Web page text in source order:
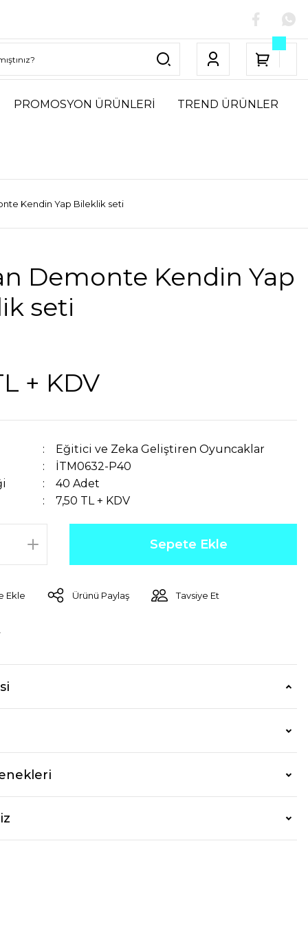
PROMOSYON ÜRÜNLERİ TREND ÜRÜNLER
Kendin Yap Bileklik seti
Demonte Kendin Yap
seti
+ KDV
Eğitici ve Zeka Geliştiren Oyuncaklar
İTM0632-P40
40 Adet
7,50 TL + KDV
Sepete Ekle
Ürünü Paylaş Tavsiye Et